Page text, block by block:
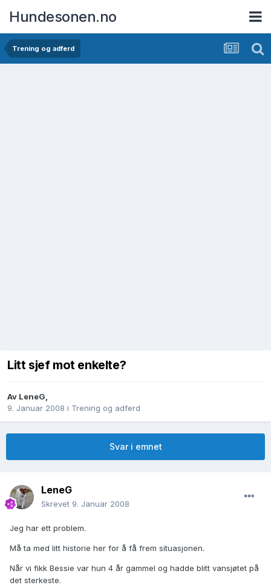
Hundesonen.no
Trening og adferd
Litt sjef mot enkelte?
Av LeneG,
9. Januar 2008 i Trening og adferd
Svar i emnet
LeneG
Skrevet 9. Januar 2008
Jeg har ett problem.
Må ta med litt historie her for å få frem situasjonen.
Når vi fikk Bessie var hun 4 år gammel og hadde blitt vansjøtet på
det sterkeste.